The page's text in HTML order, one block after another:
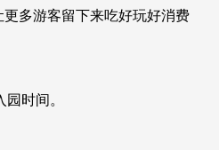
多游客留下来吃好玩好消费
时间。